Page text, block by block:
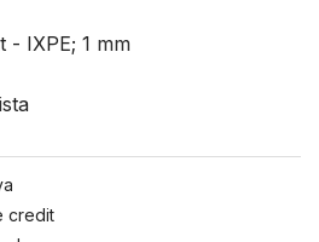
- IXPE; 1 mm
credit